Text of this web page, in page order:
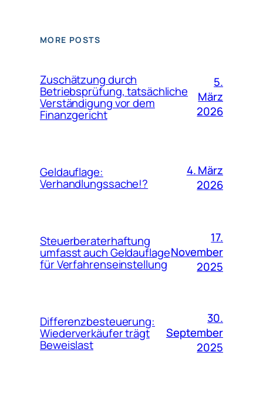
MORE POSTS
Zuschätzung durch
Betriebsprüfung, tatsächliche
Verständigung vor dem
Finanzgericht
5.
März
2026
Geldauflage:
Verhandlungssache!?
4. März
2026
Steuerberaterhaftung
umfasst auch Geldauflage
für Verfahrenseinstellung
17.
November
2025
Differenzbesteuerung:
Wiederverkäufer trägt
Beweislast
30.
September
2025